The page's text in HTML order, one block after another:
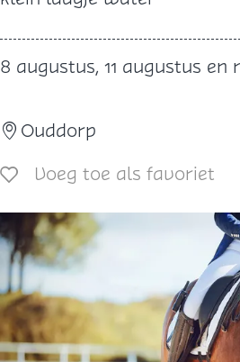
b
a
d
e
n
8
+
8 augustus, 11 augustus en
Ouddorp
Voeg toe als favoriet